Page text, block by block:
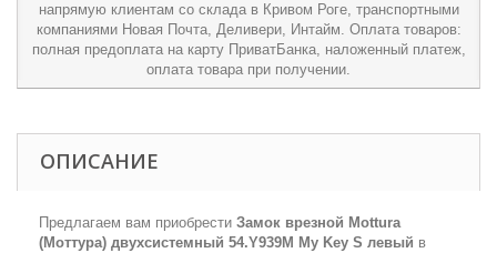
напрямую клиентам со склада в Кривом Роге, транспортными
компаниями Новая Почта, Деливери, Интайм. Оплата товаров:
полная предоплата на карту ПриватБанка, наложенный платеж,
оплата товара при получении.
ОПИСАНИЕ
Предлагаем вам приобрести Замок врезной Mottura
(Моттура) двухсистемный 54.Y939M My Key S левый в